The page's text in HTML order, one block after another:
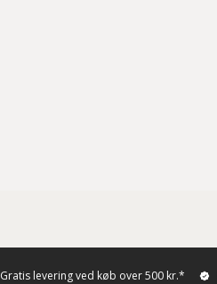
Gratis levering ved køb over 500 kr.*